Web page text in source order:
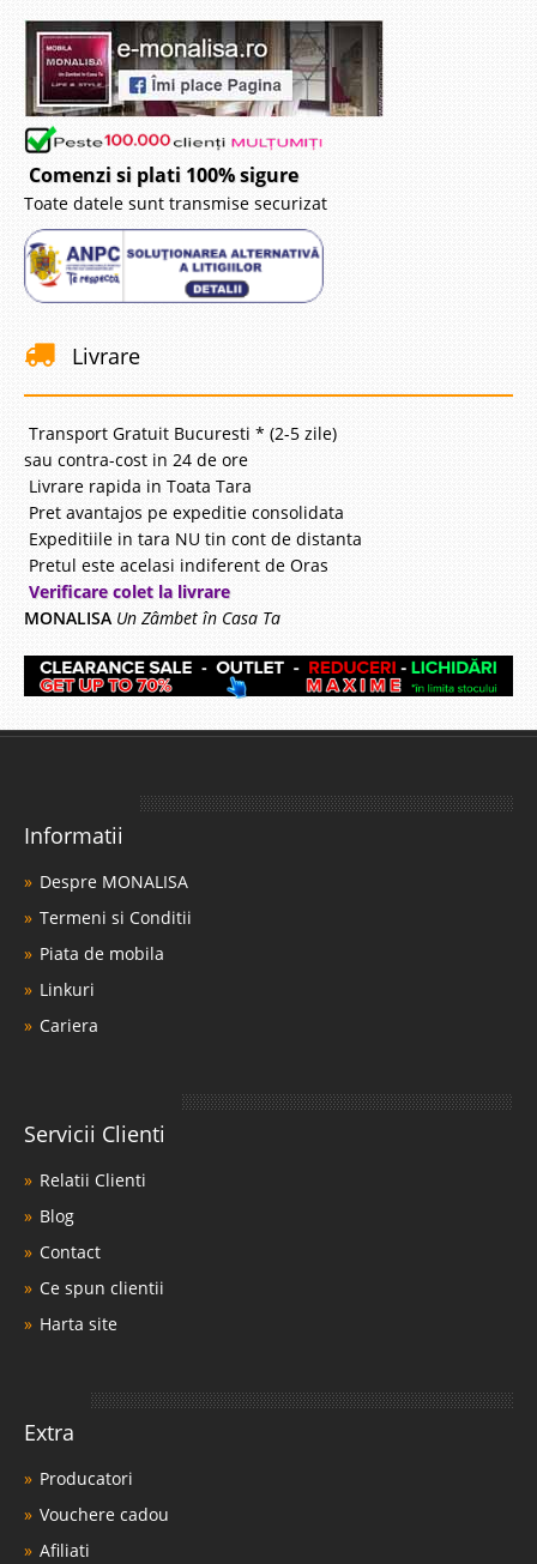
Comenzi si plati 100% sigure
Toate datele sunt transmise securizat
Livrare
Transport Gratuit Bucuresti * (2-5 zile)
sau contra-cost in 24 de ore
Livrare rapida in Toata Tara
Pret avantajos pe expeditie consolidata
Expeditiile in tara NU tin cont de distanta
Pretul este acelasi indiferent de Oras
Verificare colet la livrare
MONALISA Un Zâmbet în Casa Ta
Informatii
Despre MONALISA
Termeni si Conditii
Piata de mobila
Linkuri
Cariera
Servicii Clienti
Relatii Clienti
Blog
Contact
Ce spun clientii
Harta site
Extra
Producatori
Vouchere cadou
Afiliati